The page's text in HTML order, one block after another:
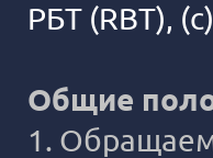
РБТ (RBT),
Общие
1.